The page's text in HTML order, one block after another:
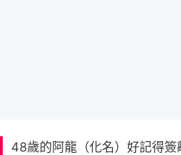
48歲的阿龍（化名）好記得